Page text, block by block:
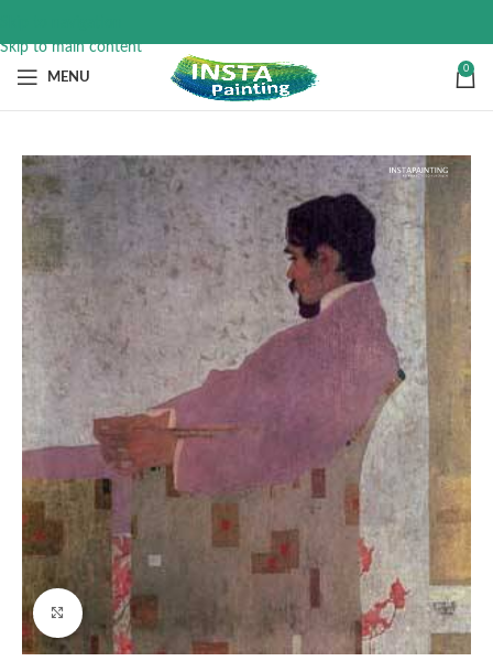
Skip to main content
MENU
0
Click to enlarge